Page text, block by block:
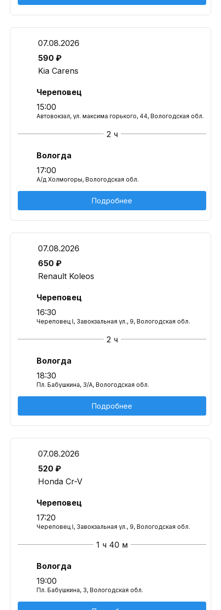
07.08.2026
590 ₽
Kia Carens
Череповец
15:00
Автовокзал, ул. максима горького, 44, Вологодская обл.
2 ч
Вологда
17:00
А/д Холмогоры, Вологодская обл.
Подробнее
07.08.2026
650 ₽
Renault Koleos
Череповец
16:30
Череповец I, Завокзальная ул., 9, Вологодская обл.
2 ч
Вологда
18:30
Пл. Бабушкина, 3/А, Вологодская обл.
Подробнее
07.08.2026
520 ₽
Honda Cr-V
Череповец
17:20
Череповец I, Завокзальная ул., 9, Вологодская обл.
1 ч 40 м
Вологда
19:00
Пл. Бабушкина, 3, Вологодская обл.